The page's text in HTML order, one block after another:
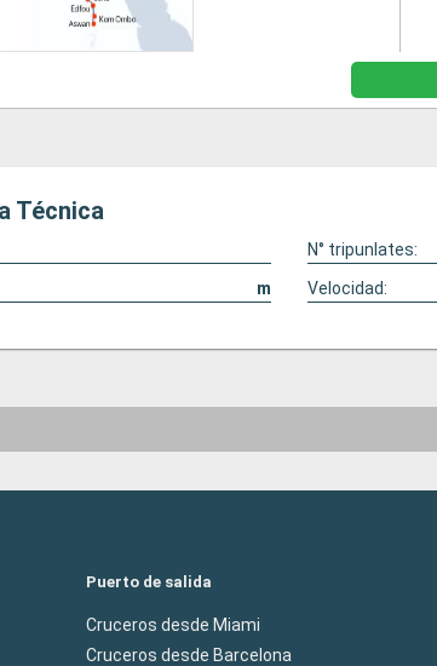
Técnica
N° tripunlates:
m Velocidad:
Puerto de salida
Cruceros desde Miami
Cruceros desde Barcelona